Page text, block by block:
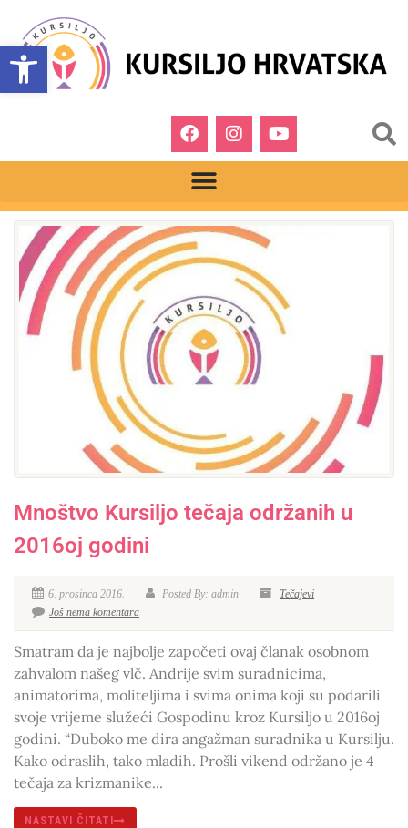
Open toolbar
Mnoštvo Kursiljo tečaja održanih u
2016oj godini
6. prosinca 2016. Posted By: admin
Tečajevi
Još nema komentara
Smatram da je najbolje započeti ovaj članak osobnom
zahvalom našeg vlč. Andrije svim suradnicima,
animatorima, moliteljima i svima onima koji su podarili
svoje vrijeme služeći Gospodinu kroz Kursiljo u 2016oj
godini. “Duboko me dira angažman suradnika u Kursilju.
Kako odraslih, tako mladih. Prošli vikend održano je 4
tečaja za krizmanike...
NASTAVI ČITATI